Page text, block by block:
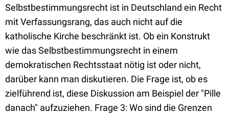
Selbstbestimmungsrecht ist in Deutschland ein Recht
mit Verfassungsrang, das auch nicht auf die
katholische Kirche beschränkt ist. Ob ein Konstrukt
wie das Selbstbestimmungsrecht in einem
demokratischen Rechtsstaat nötig ist oder nicht,
darüber kann man diskutieren. Die Frage ist, ob es
zielführend ist, diese Diskussion am Beispiel der "Pille
danach" aufzuziehen. Frage 3: Wo sind die Grenzen